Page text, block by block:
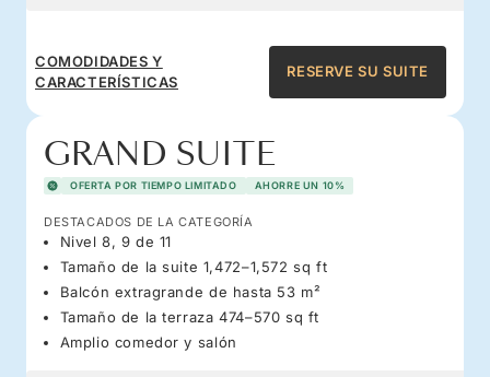
COMODIDADES Y
CARACTERÍSTICAS
RESERVE SU SUITE
GRAND SUITE
OFERTA POR TIEMPO LIMITADO AHORRE UN 10%
DESTACADOS DE LA CATEGORÍA
Nivel 8, 9 de 11
Tamaño de la suite 1,472–1,572 sq ft
Balcón extragrande de hasta 53 m²
Tamaño de la terraza 474–570 sq ft
Amplio comedor y salón